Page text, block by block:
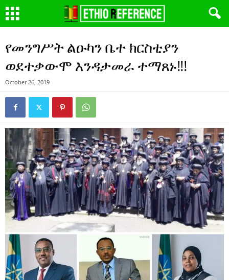
የመንግሥት ልዑካን ቤተ ክርስቲያን
ወደተቃውሞ እንዳታመራ ተማጸኑ!!!
October 26, 2019